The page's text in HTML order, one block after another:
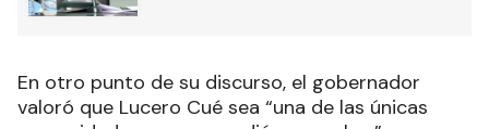
En otro punto de su discurso, el gobernador
valoró que Lucero Cué sea “una de las únicas